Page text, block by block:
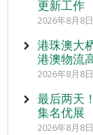
更新工作
2026年8月8
港珠澳大
港澳物流
2026年8月8
最后两天
集名优展
2026年8月8